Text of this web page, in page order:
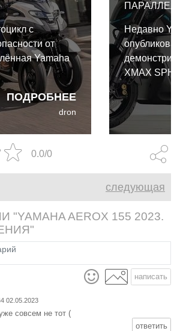
ПОДРОБНЕЕ
с
от
Yamaha
dron
Недавно
XMAX
силовой
0.0/0
следующая
AEROX 155 2023.
написать
02.05.2023
совсем не тот (
ответить